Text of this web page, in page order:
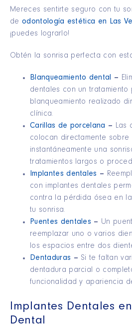
Mereces sentirte seguro con tu
de odontología estética en Las
¡puedes lograrlo!
Obtén la sonrisa perfecta con
Blanqueamiento dental –
dentales con un tratamiento
blanqueamiento realizado
clínica.
Carillas de porcelana – Las
colocan directamente
instantáneamente una
tratamientos largos o
Implantes dentales –
con implantes dentales
contra la pérdida ósea en
tu sonrisa.
Puentes dentales – Un
reemplazar uno o varios
los espacios entre dos
Dentaduras – Si te faltan
dentadura parcial o
funcionalidad y apariencia
Implantes Dentales
Dental